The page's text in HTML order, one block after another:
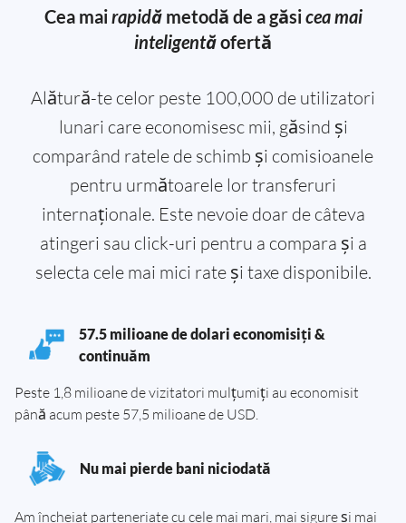
Cea mairapidămetodă de a găsicea mai
inteligentăofertă
Alătură-te celor peste 100,000 de utilizatori
lunari care economisesc mii, găsind și
comparând ratele de schimb și comisioanele
pentru următoarele lor transferuri
internaționale. Este nevoie doar de câteva
atingeri sau click-uri pentru a compara și a
selecta cele mai mici rate și taxe disponibile.
57.5 milioane de dolari economisiți &
continuăm
Peste 1,8 milioane de vizitatori mulțumiți au economisit
până acum peste 57,5 milioane de USD.
Nu mai pierde bani niciodată
Am încheiat parteneriate cu cele mai mari, mai sigure și mai